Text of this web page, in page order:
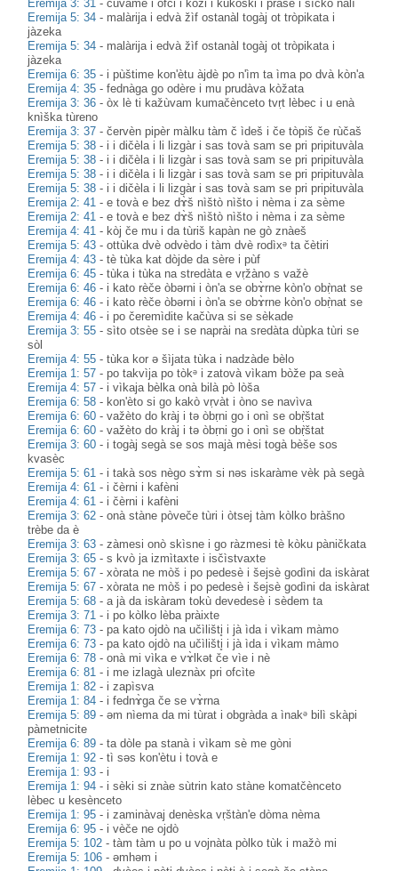
Eremija 3: 31 -čùvame i òfci i kòzi i kukòški i prasè i sìčko nalì
Eremija 5: 34 - malàrija i edvà žìf ostanàl togàj ot tròpikata i
jàzeka
Eremija 5: 34 - malàrija i edvà žìf ostanàl togàj ot tròpikata i
jàzeka
Eremija 6: 35 - i pùštime kon'ètu àjdè po n'ìm ta ìma po dvà kòn'a
Eremija 4: 35 -fednàga go odère i mu prudàva kòžata
Eremija 3: 36 -òx lè ti kažùvam kumačènceto tvṛt lèbec i u enà
knìška tùreno
Eremija 3: 37 -červèn pipèr màlku tàm č ìdeš i če tòpiš če rùčaš
Eremija 5: 38 - i i dičèla i li lizgàr i sas tovà sam se pri pripituvàla
Eremija 5: 38 - i i dičèla i li lizgàr i sas tovà sam se pri pripituvàla
Eremija 5: 38 - i i dičèla i li lizgàr i sas tovà sam se pri pripituvàla
Eremija 5: 38 - i i dičèla i li lizgàr i sas tovà sam se pri pripituvàla
Eremija 2: 41 -e tovà e bez dɤ̀š nìštò nìšto i nèma i za sème
Eremija 2: 41 -e tovà e bez dɤ̀š nìštò nìšto i nèma i za sème
Eremija 4: 41 - kòj če mu i da tùriš kapàn ne gò znàeš
Eremija 5: 43 -ottùka dvè odvèdo i tàm dvè rodìxᵊ ta čètiri
Eremija 4: 43 -tè tùka kat dòjde da sère i pùf
Eremija 6: 45 -tùka i tùka na stredàta e vṛžàno s važè
Eremija 6: 46 - i kato rèče òbərni i òn'a se obɤ̀rne kòn'o obṛ̀nat se
Eremija 6: 46 - i kato rèče òbərni i òn'a se obɤ̀rne kòn'o obṛ̀nat se
Eremija 4: 46 - i po čeremìdite kačùva si se sèkade
Eremija 3: 55 -sìto otsèe se i se naprài na sredàta dùpka tùri se
sòl
Eremija 4: 55 -tùka kor ə šìjata tùka i nadzàde bèlo
Eremija 1: 57 -po takvìja po tòkᵊ i zatovà vìkam bòže pa seà
Eremija 4: 57 - i vìkaja bèlka onà bilà pò lòša
Eremija 6: 58 - kon'èto si go kakò vṛvàt i òno se navìva
Eremija 6: 60 -važèto do kràj i tə òbṛni go i onì se obṛ̀štat
Eremija 6: 60 -važèto do kràj i tə òbṛni go i onì se obṛ̀štat
Eremija 3: 60 - i togàj segà se sos majà mèsi togà bèše sos
kvasèc
Eremija 5: 61 - i takà sos nègo sɤ̀m si nəs iskaràme vèk pà segà
Eremija 4: 61 - i čèrni i kafèni
Eremija 4: 61 - i čèrni i kafèni
Eremija 3: 62 -onà stàne pòveče tùri i òtsej tàm kòlko bràšno
trèbe da è
Eremija 3: 63 -zàmesi onò skìsne i go ràzmesi tè kòku pàničkata
Eremija 3: 65 -s kvò ja izmìtaxte i isčìstvaxte
Eremija 5: 67 -xòrata ne mòš i po pedesè i šejsè godìni da iskàrat
Eremija 5: 67 -xòrata ne mòš i po pedesè i šejsè godìni da iskàrat
Eremija 5: 68 -a jà da iskàram tokù devedesè i sèdem ta
Eremija 3: 71 - i po kòlko lèba pràixte
Eremija 6: 73 -pa kato ojdò na učìlišti̥ i jà ìda i vìkam màmo
Eremija 6: 73 -pa kato ojdò na učìlišti̥ i jà ìda i vìkam màmo
Eremija 6: 78 -onà mi vìka e vɤ̀lkət če vìe i nè
Eremija 6: 81 - i me izlagà uleznàx pri ofcìte
Eremija 1: 82 - i zapìsva
Eremija 1: 84 - i fednɤ̀ga če se vɤ̀rna
Eremija 5: 89 -əm nìema da mi tùrat i obgràda a ìnakᵊ bilì skàpi
pàmetnicite
Eremija 6: 89 -ta dòle pa stanà i vìkam sè me gòni
Eremija 1: 92 -tì səs kon'ètu i tovà e
Eremija 1: 93 - i
Eremija 1: 94 - i sèki si znàe sùtrin kato stàne komatčènceto
lèbec u kesènceto
Eremija 1: 95 - i zaminàvaj denèska vṛštàn'e dòma nèma
Eremija 6: 95 - i vèče ne ojdò
Eremija 5: 102 -tàm tàm u po u vojnàta pòlko tùk i mažò mi
Eremija 5: 106 -əmhəm i